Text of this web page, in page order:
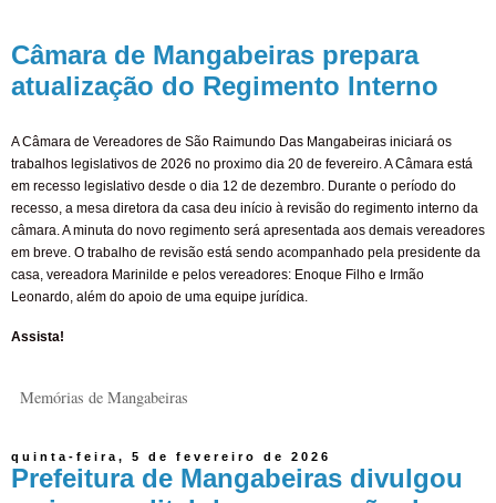
Câmara de Mangabeiras prepara
atualização do Regimento Interno
A Câmara de Vereadores de São Raimundo Das Mangabeiras iniciará os
trabalhos legislativos de 2026 no proximo dia 20 de fevereiro. A Câmara está
em recesso legislativo desde o dia 12 de dezembro. Durante o período do
recesso, a mesa diretora da casa deu início à revisão do regimento interno da
câmara. A minuta do novo regimento será apresentada aos demais vereadores
em breve. O trabalho de revisão está sendo acompanhado pela presidente da
casa, vereadora Marinilde e pelos vereadores: Enoque Filho e Irmão
Leonardo, além do apoio de uma equipe jurídica.
Assista!
Memórias de Mangabeiras
quinta-feira, 5 de fevereiro de 2026
Prefeitura de Mangabeiras divulgou